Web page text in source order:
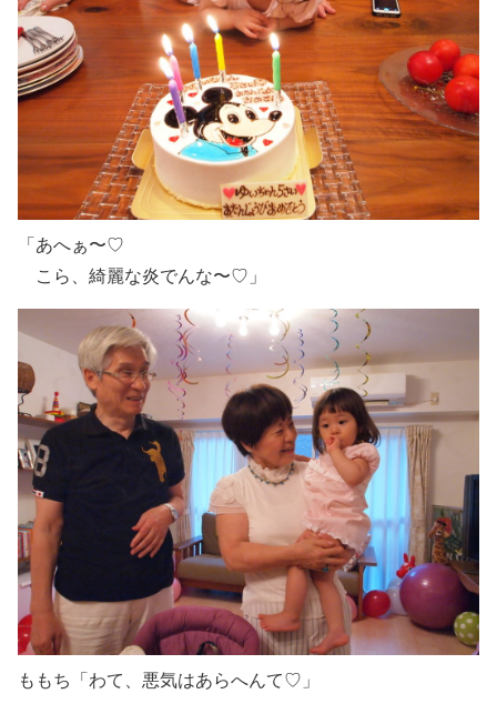
「あへぁ〜♡
こら、綺麗な炎でんな〜♡」
ももち「わて、悪気はあらへんて♡」